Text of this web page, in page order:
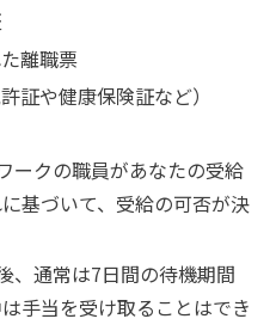
離職票
証や健康保険証など）
ークの職員があなたの受給
基づいて、受給の可否が決
、通常は7日間の待機期間
手当を受け取ることはでき